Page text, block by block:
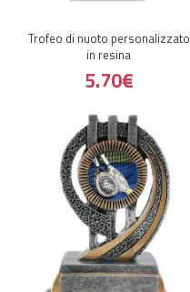
Trofeo di nuoto personalizzato
in resina
5.70€